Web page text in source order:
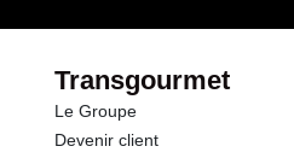
Transgourmet
Le Groupe
Devenir client